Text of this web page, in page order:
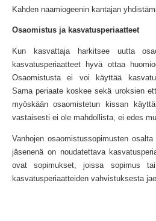
Kahden naamiogeenin kantajan
Osaomistus ja kasvatusperiaatteet
Kun kasvattaja harkitsee uutta
kasvatusperiaatteet hyvä ottaa
Osaomistusta ei voi käyttää
Sama periaate koskee sekä uroksien
myöskään osaomistetun kissan
vastaisesti ei ole mahdollista, ei edes
Vanhojen osaomistussopimusten
jäsenenä on noudatettava
ovat sopimukset, joissa sopimus
kasvatusperiaatteiden vahvistuksesta